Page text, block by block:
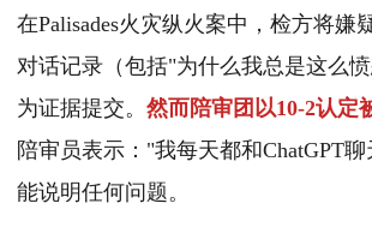
在Palisades火灾纵火案中，检方将嫌
对话记录（包括"为什么我总是这么
为证据提交。 然而陪审团以10-2认定
陪审员表示："我每天都和ChatGPT
能说明任何问题。